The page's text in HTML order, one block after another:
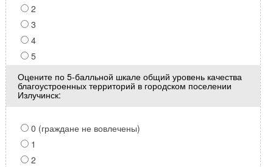
2
3
4
5
Оцените по 5-балльной шкале общий уровень качества
благоустроенных территорий в городском поселении
Излучинск:
0 (граждане не вовлечены)
1
2